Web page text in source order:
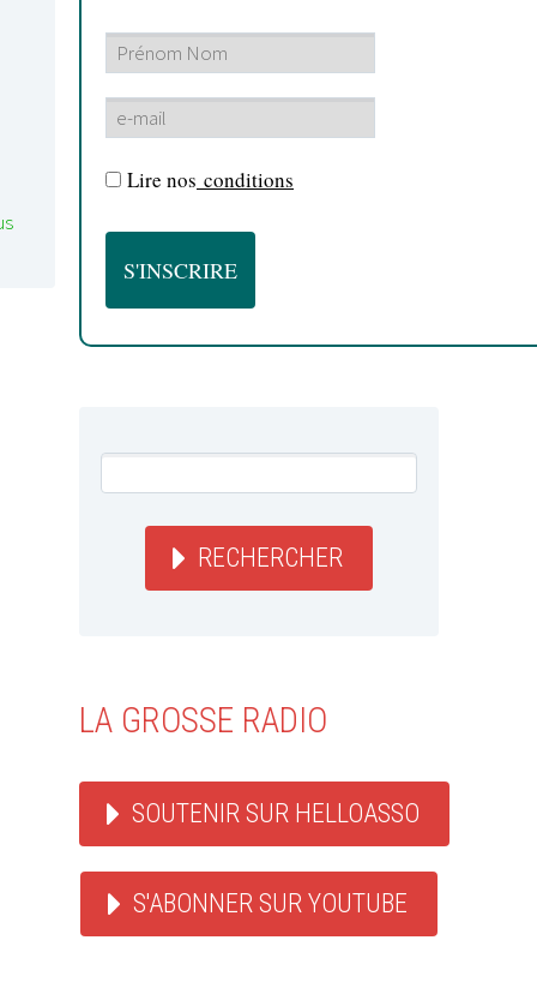
Lire nos conditions
RECHERCHER
LA GROSSE RADIO
SOUTENIR SUR HELLOASSO
S'ABONNER SUR YOUTUBE